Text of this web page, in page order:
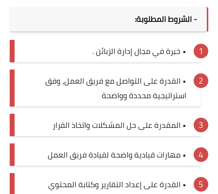
- الشروط المطلوبة:
• خبرة في مجال إدارة الزبائن .
• القدرة على التواصل مع فريق العمل، وفق
استراتيجية محددة وواضحة
• المقدرة على حل المشكلات واتخاذ القرار
• مهارات قيادية واضحة لقيادة فريق العمل
• القدرة على إعداد التقارير وكتابة المحتوي